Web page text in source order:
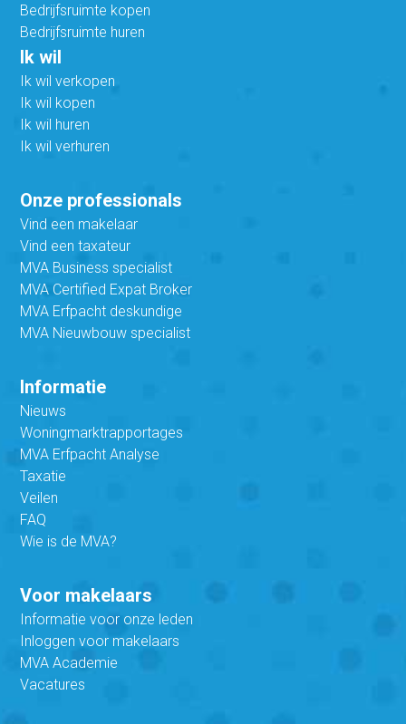
Bedrijfsruimte kopen
Bedrijfsruimte huren
Ik wil
Ik wil verkopen
Ik wil kopen
Ik wil huren
Ik wil verhuren
Onze professionals
Vind een makelaar
Vind een taxateur
MVA Business specialist
MVA Certified Expat Broker
MVA Erfpacht deskundige
MVA Nieuwbouw specialist
Informatie
Nieuws
Woningmarktrapportages
MVA Erfpacht Analyse
Taxatie
Veilen
FAQ
Wie is de MVA?
Voor makelaars
Informatie voor onze leden
Inloggen voor makelaars
MVA Academie
Vacatures